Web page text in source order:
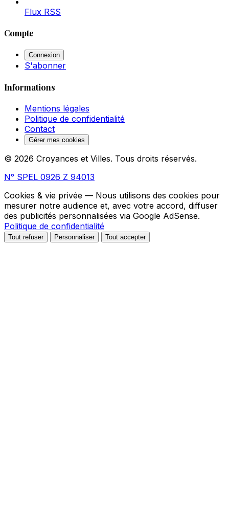
Flux RSS
Compte
Connexion
S'abonner
Informations
Mentions légales
Politique de confidentialité
Contact
Gérer mes cookies
© 2026 Croyances et Villes. Tous droits réservés.
N° SPEL 0926 Z 94013
Cookies & vie privée — Nous utilisons des cookies pour
mesurer notre audience et, avec votre accord, diffuser
des publicités personnalisées via Google AdSense.
Politique de confidentialité
Tout refuser Personnaliser Tout accepter